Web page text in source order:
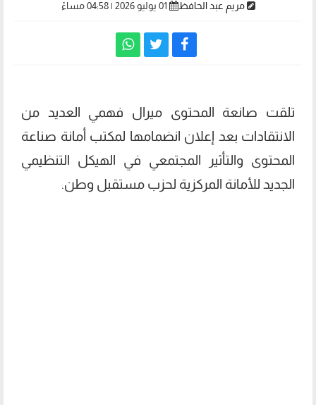
مريم عبد الحافظ
تلقت صانعة المحتوى ميرال فهمي العديد من
الانتقادات بعد إعلان انضمامها لمكتب أمانة صناعة
المحتوى والتأثير المجتمعي في الهيكل التنظيمي
الجديد للأمانة المركزية لحزب مستقبل وطن.